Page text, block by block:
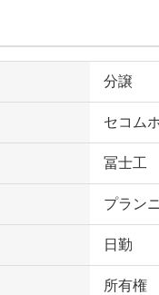
分譲
セコム
冨士工
プラン
日勤
所有権